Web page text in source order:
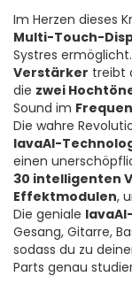
Im Herzen dieses
Multi-Touch-
Systres
Verstärker treibt
die zwei
Sound im
Die wahre
lavaAI-
einen
30 intelligenten
Effektmodulen,
Die geniale
Gesang, Gitarre,
sodass du zu
Parts genau